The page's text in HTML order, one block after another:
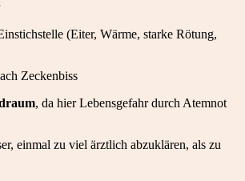
(Eiter, Wärme, starke Rötung,
Zeckenbiss
, da hier Lebensgefahr durch Atemnot
einmal zu viel ärztlich abzuklären, als zu